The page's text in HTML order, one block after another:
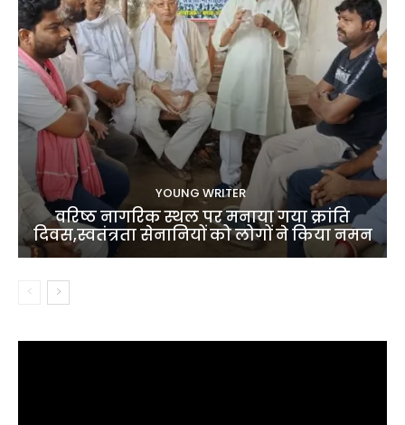
YOUNG WRITER
वरिष्ठ नागरिक स्थल पर मनाया गया क्रांति
दिवस,स्वतंत्रता सेनानियों को लोगों ने किया नमन